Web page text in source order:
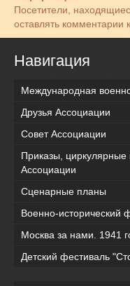
Посетители,
оставлять комментарии
Навигация
Международная
Друзья Ассоциации
Совет Ассоциации
Приказы,
Ассоциации
Сценарные планы
Военно-
Москва за нами. 1941
Детский фестиваль